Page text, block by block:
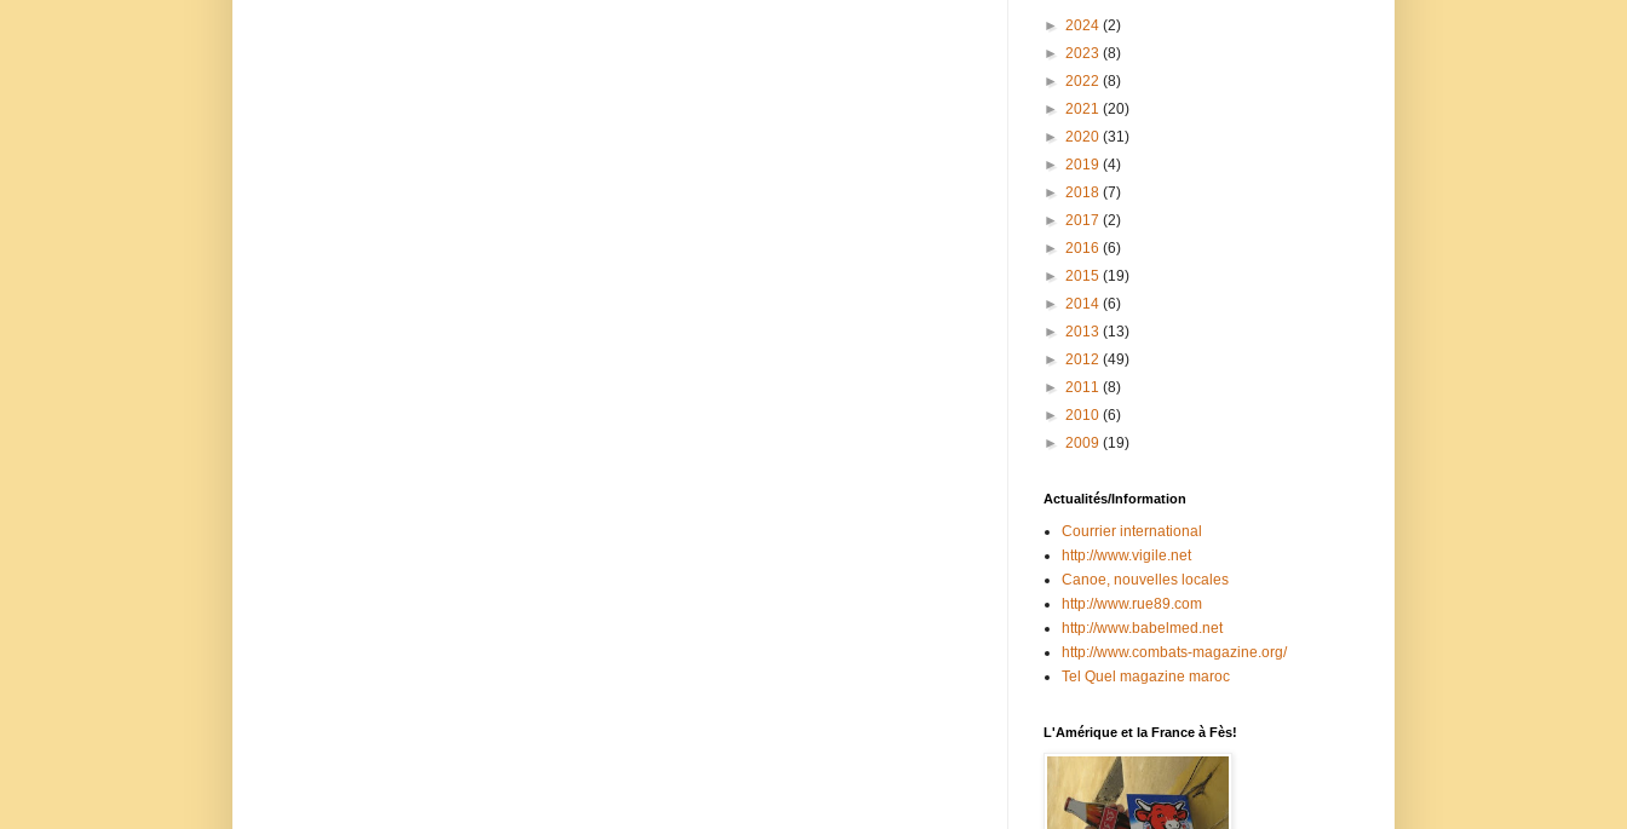
► 2024 (2)
► 2023 (8)
► 2022 (8)
► 2021 (20)
► 2020 (31)
► 2019 (4)
► 2018 (7)
► 2017 (2)
► 2016 (6)
► 2015 (19)
► 2014 (6)
► 2013 (13)
► 2012 (49)
► 2011 (8)
► 2010 (6)
► 2009 (19)
Actualités/Information
Courrier international
http://www.vigile.net
Canoe, nouvelles locales
http://www.rue89.com
http://www.babelmed.net
http://www.combats-magazine.org/
Tel Quel magazine maroc
L'Amérique et la France à Fès!